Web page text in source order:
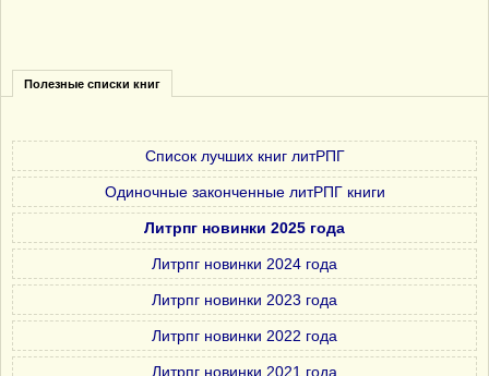
Полезные списки книг
Список лучших книг литРПГ
Одиночные законченные литРПГ книги
Литрпг новинки 2025 года
Литрпг новинки 2024 года
Литрпг новинки 2023 года
Литрпг новинки 2022 года
Литрпг новинки 2021 года